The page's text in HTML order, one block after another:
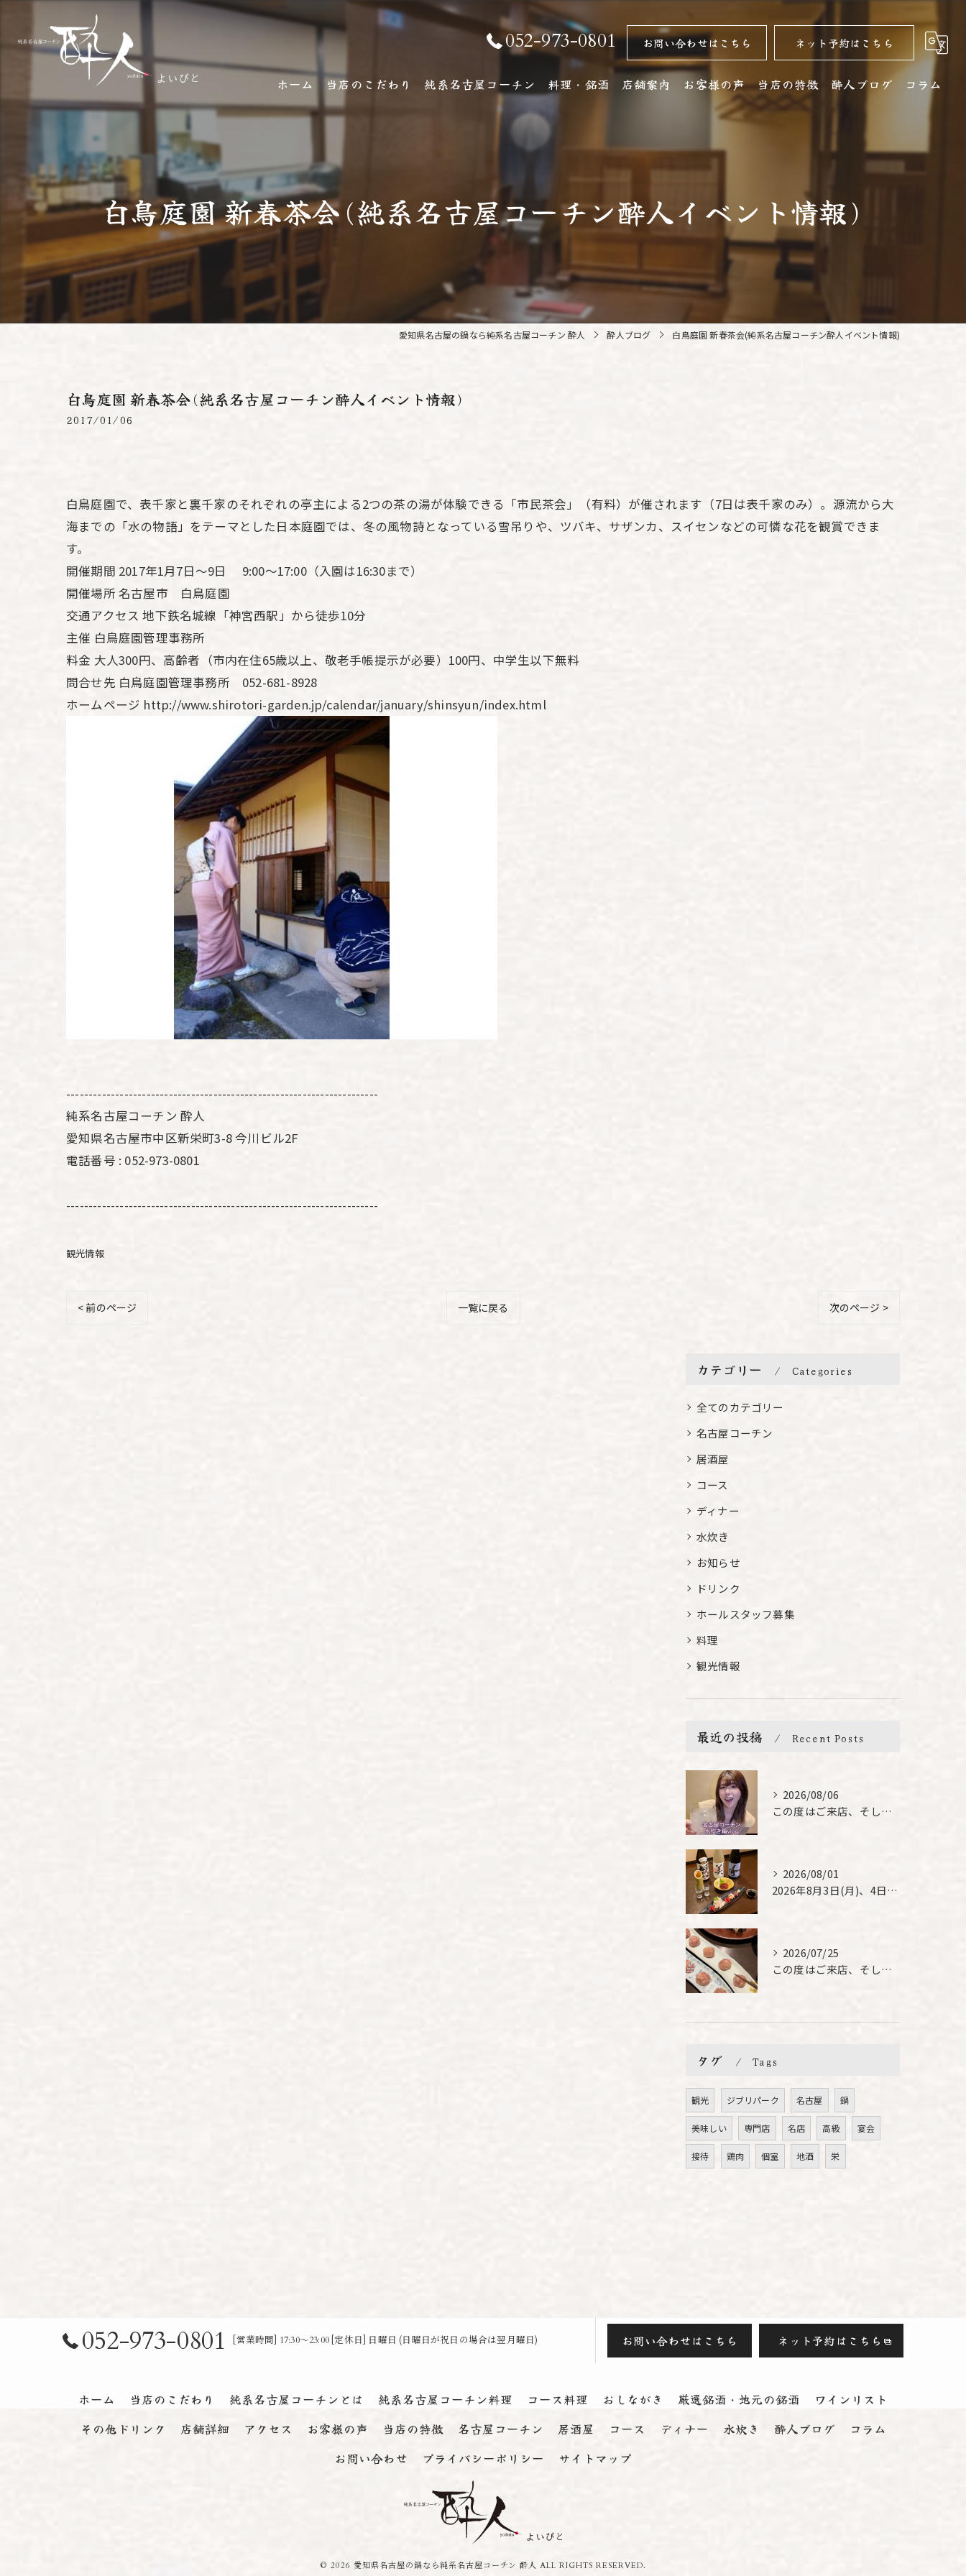
052-973-0801 お問い合わせはこちら ネット予約はこちら
ホーム 当店のこだわり 純系名古屋コーチン
純系名古屋コーチンとは
料理・銘酒
厳選銘酒・地元の銘酒
その他ドリンク
店舗案内
アクセス
お客様の声 当店の特徴
コース
ディナー
酔人ブログ コラム
白鳥庭園 新春茶会(純系名古屋コーチン酔人イベント情報)
愛知県名古屋の鍋なら純系名古屋コーチン 酔人 酔人ブログ 白鳥庭園 新春茶会(純系名古屋コーチン酔人イベント情報)
白鳥庭園 新春茶会(純系名古屋コーチン酔人イベント情報)
2017/01/06
白鳥庭園で、表千家と裏千家のそれぞれの亭主による2つの茶の湯が体験できる「市民茶会」（有料）が催されます（7日は表千家のみ）。源流から大
海までの「水の物語」をテーマとした日本庭園では、冬の風物詩となっている雪吊りや、ツバキ、サザンカ、スイセンなどの可憐な花を観賞できま
す。
開催期間 2017年1月7日～9日 9:00～17:00（入園は16:30まで）
開催場所 名古屋市 白鳥庭園
交通アクセス 地下鉄名城線「神宮西駅」から徒歩10分
主催 白鳥庭園管理事務所
料金 大人300円、高齢者（市内在住65歳以上、敬老手帳提示が必要）100円、中学生以下無料
問合せ先 白鳥庭園管理事務所 052-681-8928
ホームページ http://www.shirotori-garden.jp/calendar/january/shinsyun/index.html
----------------------------------------------------------------------
純系名古屋コーチン 酔人
愛知県名古屋市中区新栄町3-8 今川ビル2F
電話番号 : 052-973-0801
----------------------------------------------------------------------
観光情報
< 前のページ 一覧に戻る 次のページ >
カテゴリー Categories
全てのカテゴリー
名古屋コーチン
居酒屋
コース
ディナー
水炊き
お知らせ
ドリンク
ホールスタッフ募集
料理
観光情報
最近の投稿 Recent Posts
2026/08/06
この度はご来店、そして素敵なご紹介誠にありがとうございます✨...
2026/08/01
2026年8月3日(月)、4日(火)は、臨時休業させて頂きま...
2026/07/25
この度はご来店、そして素敵なご紹介誠にありがとうございます✨...
タグ Tags
観光 ジブリパーク 名古屋 鍋
美味しい 専門店 名店 高級 宴会
接待 鶏肉 個室 地酒 栄
052-973-0801 [営業時間] 17:30～23:00 [定休日] 日曜日 (日曜日が祝日の場合は翌月曜日) お問い合わせはこちら ネット予約はこちら
ホーム 当店のこだわり 純系名古屋コーチンとは 純系名古屋コーチン料理 コース料理 おしながき 厳選銘酒・地元の銘酒
ワインリスト
その他ドリンク
店舗詳細 アクセス お客様の声 当店の特徴 名古屋コーチン 居酒屋 コース ディナー 水炊き 酔人ブログ
コラム
お問い合わせ
プライバシーポリシー サイトマップ
© 2026 愛知県名古屋の鍋なら純系名古屋コーチン 酔人 ALL RIGHTS RESERVED.